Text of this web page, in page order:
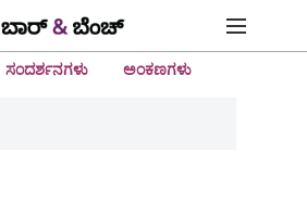
ಸಂದರ್ಶನಗಳು ಅಂಕಣಗಳು